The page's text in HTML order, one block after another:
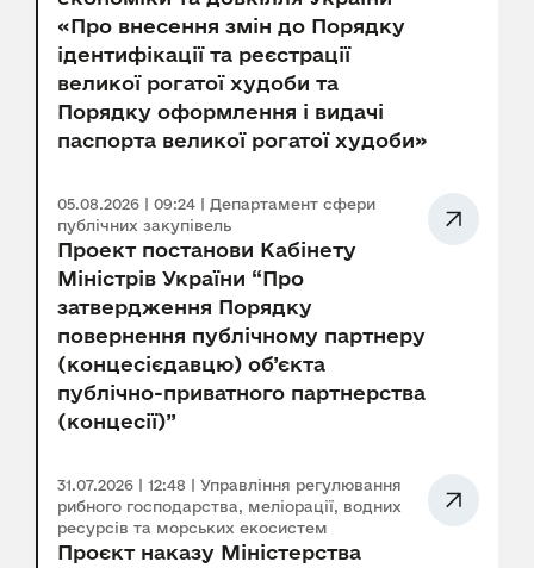
«Про внесення змін до Порядку
ідентифікації та реєстрації
великої рогатої худоби та
Порядку оформлення і видачі
паспорта великої рогатої худоби»
05.08.2026 | 09:24 | Департамент сфери
публічних закупівель
Проект постанови Кабінету
Міністрів України “Про
затвердження Порядку
повернення публічному партнеру
(концесієдавцю) об’єкта
публічно-приватного партнерства
(концесії)”
31.07.2026 | 12:48 | Управління регулювання
рибного господарства, меліорації, водних
ресурсів та морських екосистем
Проєкт наказу Міністерства